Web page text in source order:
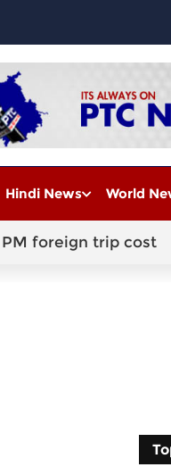
Hindi News World
PM foreign trip cost